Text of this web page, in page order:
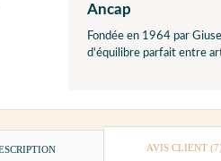
Ancap
Fondée en 1964 par
d'équilibre parfait entre
AVIS CLIENT(7)